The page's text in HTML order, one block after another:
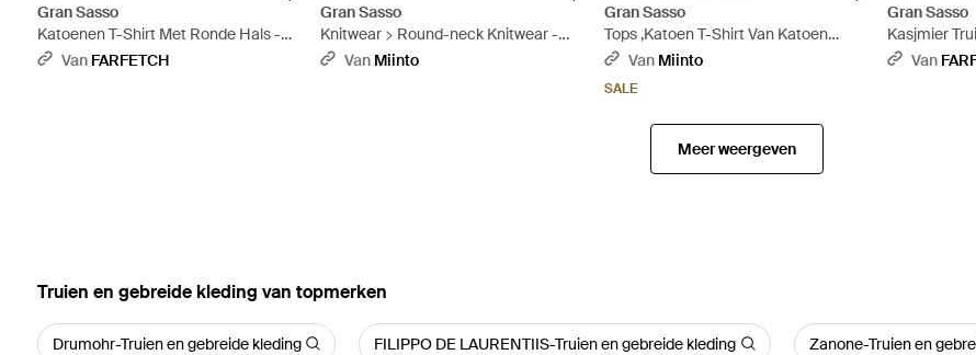
Gran Sasso
Katoenen T-Shirt Met Ronde Hals -
Zwart
Van FARFETCH
Gran Sasso
Knitwear > Round-neck Knitwear -
Paars
Van Miinto
Gran Sasso
Tops ,Katoen T-Shirt Van Katoen
Piqué Met Ronde Hals - Naturel
Van Miinto
SALE
Gran Sasso
Kasjmier
Naturel
Van
Meer weergeven
‪Truien en gebreide kleding‬ van topmerken
Drumohr-Truien en gebreide kleding FILIPPO DE LAURENTIIS-Truien en gebreide kleding Zanone-Truien en